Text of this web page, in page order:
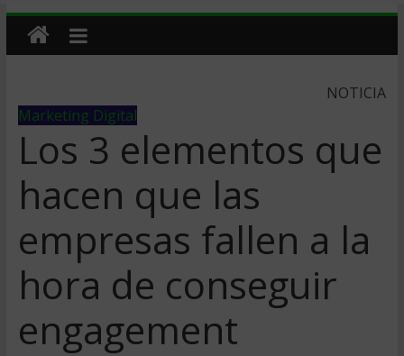
NOTICIA
Marketing Digital
Los 3 elementos que
hacen que las
empresas fallen a la
hora de conseguir
engagement